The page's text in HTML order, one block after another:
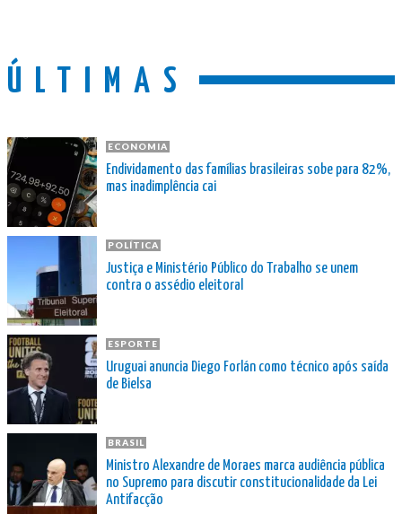
ÚLTIMAS
ECONOMIA
Endividamento das famílias brasileiras sobe para 82%,
mas inadimplência cai
POLÍTICA
Justiça e Ministério Público do Trabalho se unem
contra o assédio eleitoral
ESPORTE
Uruguai anuncia Diego Forlán como técnico após saída
de Bielsa
BRASIL
Ministro Alexandre de Moraes marca audiência pública
no Supremo para discutir constitucionalidade da Lei
Antifacção